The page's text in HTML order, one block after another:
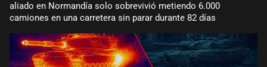
aliado en Normandía solo sobrevivió metiendo 6.000
camiones en una carretera sin parar durante 82 días